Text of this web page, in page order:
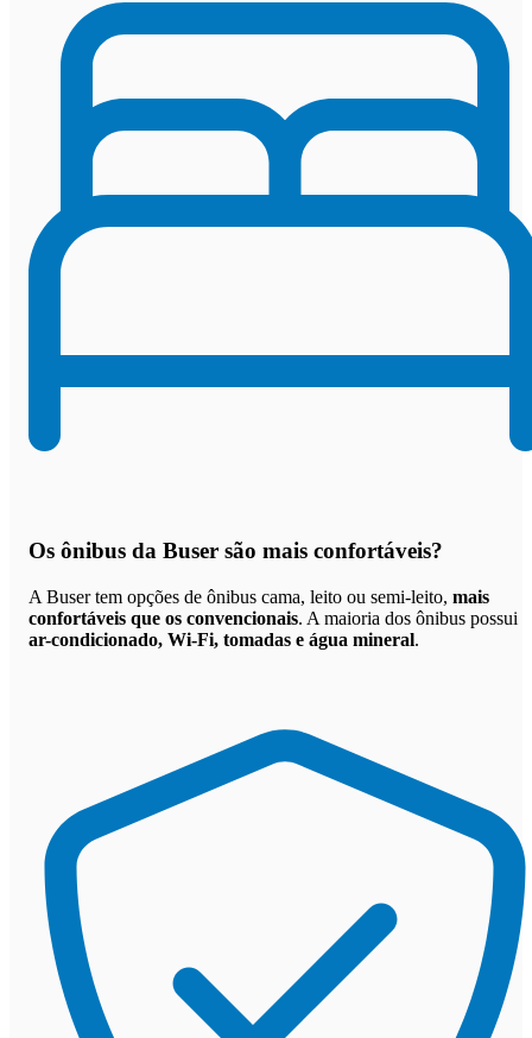
Os ônibus da Buser são mais confortáveis?
A Buser tem opções de ônibus cama, leito ou semi-leito, mais
confortáveis que os convencionais. A maioria dos ônibus possui
ar-condicionado, Wi-Fi, tomadas e água mineral.